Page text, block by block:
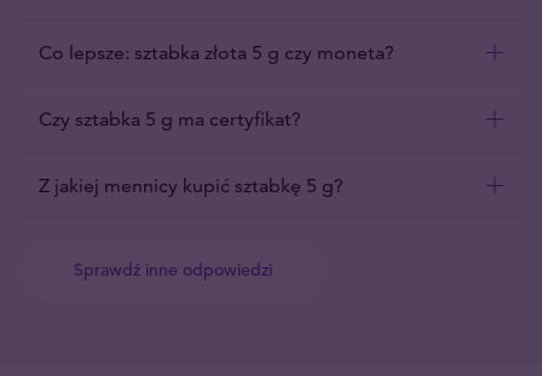
Co lepsze: sztabka złota 5 g czy moneta?
Czy sztabka 5 g ma certyfikat?
Z jakiej mennicy kupić sztabkę 5 g?
Sprawdź inne odpowiedzi